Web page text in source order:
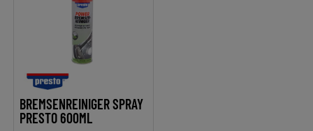
BREMSENREINIGER SPRAY
PRESTO 600ML